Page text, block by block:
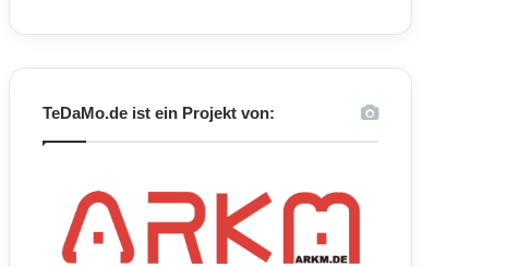
TeDaMo.de ist ein Projekt von: